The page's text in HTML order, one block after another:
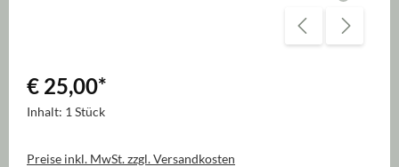
€ 25,00*
Inhalt: 1 Stück
Preise inkl. MwSt. zzgl. Versandkosten